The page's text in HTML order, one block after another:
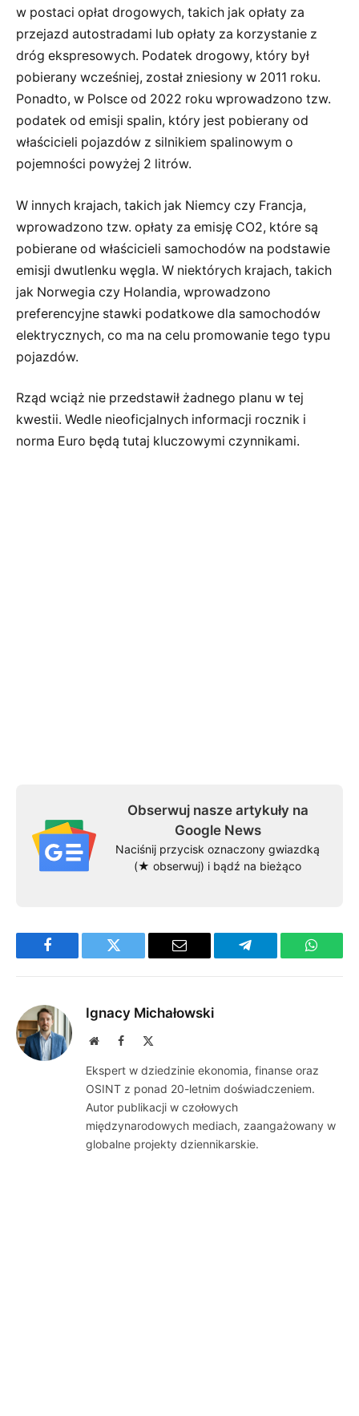
w postaci opłat drogowych, takich jak opłaty za
przejazd autostradami lub opłaty za korzystanie z
dróg ekspresowych. Podatek drogowy, który był
pobierany wcześniej, został zniesiony w 2011 roku.
Ponadto, w Polsce od 2022 roku wprowadzono tzw.
podatek od emisji spalin, który jest pobierany od
właścicieli pojazdów z silnikiem spalinowym o
pojemności powyżej 2 litrów.
W innych krajach, takich jak Niemcy czy Francja,
wprowadzono tzw. opłaty za emisję CO2, które są
pobierane od właścicieli samochodów na podstawie
emisji dwutlenku węgla. W niektórych krajach, takich
jak Norwegia czy Holandia, wprowadzono
preferencyjne stawki podatkowe dla samochodów
elektrycznych, co ma na celu promowanie tego typu
pojazdów.
Rząd wciąż nie przedstawił żadnego planu w tej
kwestii. Wedle nieoficjalnych informacji rocznik i
norma Euro będą tutaj kluczowymi czynnikami.
Obserwuj nasze artykuły na
Google News
Naciśnij przycisk oznaczony gwiazdką
(★ obserwuj) i bądź na bieżąco
Facebook Twitter Email Telegram
Ignacy Michałowski
WebsiteFacebook
Ekspert w dziedzinie ekonomia, finanse oraz
OSINT z ponad 20-letnim doświadczeniem.
Autor publikacji w czołowych
międzynarodowych mediach, zaangażowany w
globalne projekty dziennikarskie.